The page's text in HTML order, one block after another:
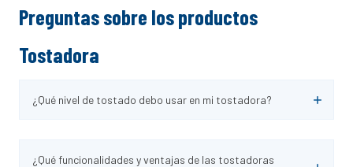
Preguntas sobre los productos
Tostadora
¿Qué nivel de tostado debo usar en mi tostadora?
¿Qué funcionalidades y ventajas de las tostadoras